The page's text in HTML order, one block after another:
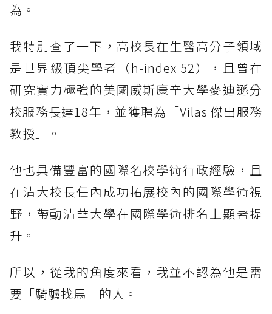
為。
我特別查了一下，高校長在生醫高分子領域
是世界級頂尖學者（h-index 52），且曾在
研究實力極強的美國威斯康辛大學麥迪遜分
校服務長達18年，並獲聘為「Vilas 傑出服務
教授」。
他也具備豐富的國際名校學術行政經驗，且
在清大校長任內成功拓展校內的國際學術視
野，帶動清華大學在國際學術排名上顯著提
升。
所以，從我的角度來看，我並不認為他是需
要「騎驢找馬」的人。